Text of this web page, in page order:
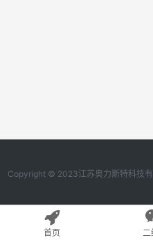
Copyright © 2023江苏奥力斯特科技
首页 二